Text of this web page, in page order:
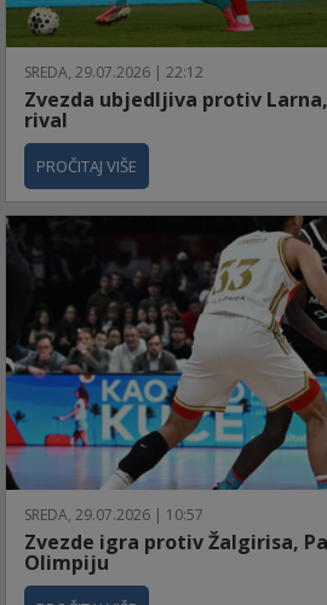
SREDA, 29.07.2026 | 22:12
Zvezda ubjedljiva protiv
rival
PROČITAJ VIŠE
SREDA, 29.07.2026 | 10:57
Zvezde igra protiv Žalgirisa,
Olimpiju